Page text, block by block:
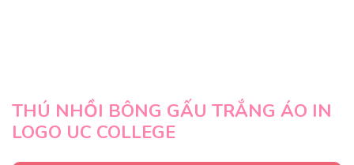
THÚ NHỒI BÔNG GẤU TRẮNG ÁO IN
LOGO UC COLLEGE